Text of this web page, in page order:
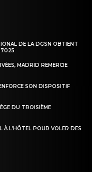
DE LA DGSN OBTIENT
MADRID REMERCIE
SON DISPOSITIF
DU TROISIÈME
L’HÔTEL POUR VOLER DES